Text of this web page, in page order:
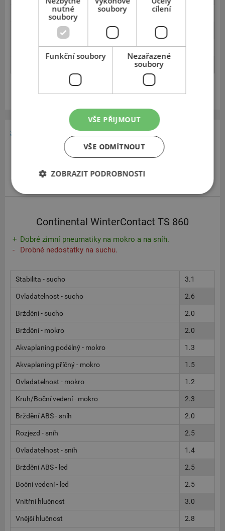
Boční vedení - led
Vnitřní hlučnost
Vnější hlučnost 3.5
195 65 15
Continental WinterContact TS 860
Dobré zimní pneumatiky na mokro a na sníh.
Drobné nedostatky na suchu.
Stabilita - sucho 3.1
Ovladatelnost - sucho 2.6
Brždění - sucho 2.0
Brždění - mokro 2.0
Akvaplaning podélný - mokro 1.3
Akvaplaning příčný - mokro 1.5
Ovladatelnost - mokro 1.2
Kruh/Boční vedení - mokro 2.3
Brždění ABS - sníh 2.0
Rozjezd - sníh 2.5
Ovladatelnost - sníh 1.4
Brždění ABS - led 2.5
Boční vedení - led 2.5
Vnitřní hlučnost 3.0
Vnější hlučnost 2.8
nutné
soubory
soubory
cílení
Funkční soubory
Nezařazené
soubory
VŠE PŘIJMOUT
VŠE ODMÍTNOUT
ZOBRAZIT PODROBNOSTI